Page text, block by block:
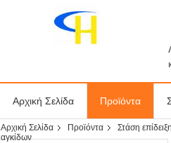
Αρχική Σελίδα Προϊόντα
Αρχική Σελίδα Προϊόντα Στάση
αγκίδων